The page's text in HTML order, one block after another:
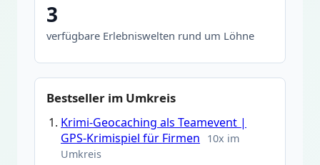
3
verfügbare Erlebniswelten rund um Löhne
Bestseller im Umkreis
Krimi-Geocaching als Teamevent |
GPS-Krimispiel für Firmen
10x im
Umkreis